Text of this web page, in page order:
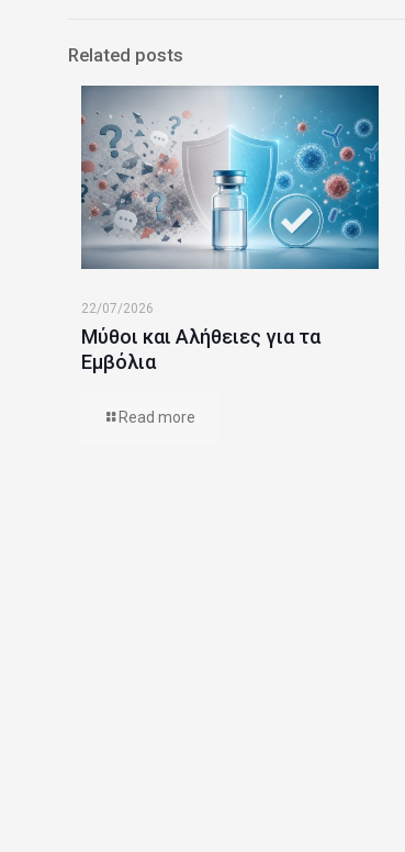
Related posts
22/07/2026
Μύθοι και Αλήθειες για τα
Εμβόλια
Read more